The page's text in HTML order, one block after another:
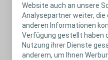
Website auch an unsere
Analysepartner weiter,
anderen Informationen
Verfügung gestellt haben
Nutzung ihrer Dienste
anderem, um Ihnen
Vielleicht wählen Sie zuerst ein
kennen. Sie müssen nicht
praktisch vorgehen. Bestellen
bedenken Sie dabei, wie Sie
Zögern Sie nicht, die Bedienung
jeweils verwendet werden.